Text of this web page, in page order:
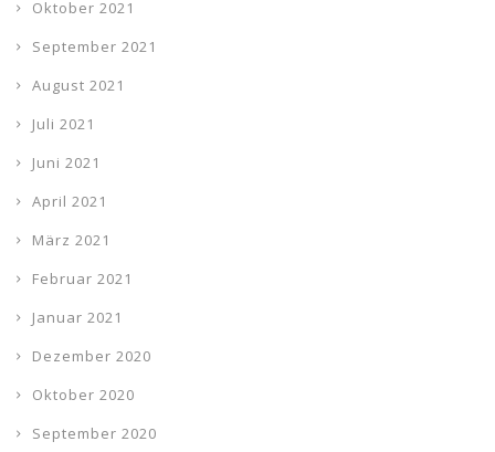
Oktober 2021
September 2021
August 2021
Juli 2021
Juni 2021
April 2021
März 2021
Februar 2021
Januar 2021
Dezember 2020
Oktober 2020
September 2020